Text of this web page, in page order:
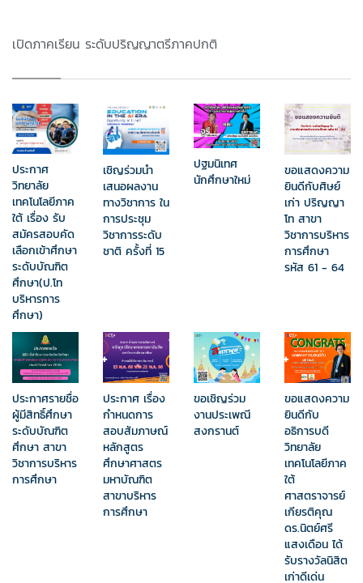
เปิดภาคเรียน ระดับปริญญาตรีภาคปกติ
ประกาศ
วิทยาลัย
เทคโนโลยีภาค
ใต้ เรื่อง รับ
สมัครสอบคัด
เลือกเข้าศึกษา
ระดับบัณฑิต
ศึกษา(ป.โท
บริหารการ
ศึกษา)
เชิญร่วมนำ
เสนอผลงาน
ทางวิชาการ ใน
การประชุม
วิชาการระดับ
ชาติ ครั้งที่ 15
ปฐมนิเทศ
นักศึกษาใหม่
ขอแสดงความ
ยินดีกับศิษย์
เก่า ปริญญา
โท สาขา
วิชาการบริหาร
การศึกษา
รหัส 61 - 64
ประกาศรายชื่อ
ผู้มีสิทธิ์ศึกษา
ระดับบัณฑิต
ศึกษา สาขา
วิชาการบริหาร
การศึกษา
ประกาศ เรื่อง
กำหนดการ
สอบสัมภาษณ์
หลักสูตร
ศึกษาศาสตร
มหาบัณฑิต
สาขาบริหาร
การศึกษา
ขอเชิญร่วม
งานประเพณี
สงกรานต์
ขอแสดงความ
ยินดีกับ
อธิการบดี
วิทยาลัย
เทคโนโลยีภาค
ใต้
ศาสตราจารย์
เกียรติคุณ
ดร.นิตย์ศรี
แสงเดือน ได้
รับรางวัลนิสิต
เก่าดีเด่น